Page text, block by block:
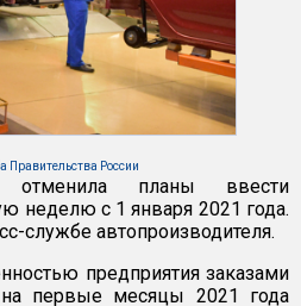
Правительства России
отменила планы ввести
неделю с 1 января 2021 года.
службе автопроизводителя.
предприятия заказами
первые месяцы 2021 года